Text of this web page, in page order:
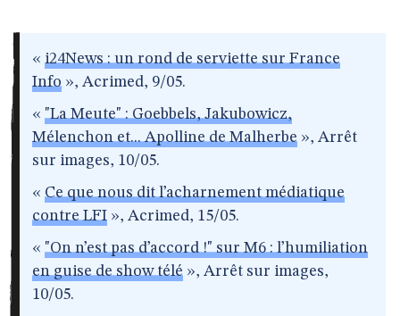
« i24News : un rond de serviette sur France
Info », Acrimed, 9/05.
« "La Meute" : Goebbels, Jakubowicz,
Mélenchon et... Apolline de Malherbe », Arrêt
sur images, 10/05.
« Ce que nous dit l’acharnement médiatique
contre LFI », Acrimed, 15/05.
« "On n’est pas d’accord !" sur M6 : l’humiliation
en guise de show télé », Arrêt sur images,
10/05.